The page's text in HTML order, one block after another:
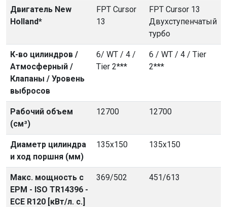
Двигатель New
Holland*
FPT Cursor
13
FPT Cursor 13
Двухступенчатый
турбо
К-во цилиндров /
Атмосферный /
Клапаны / Уровень
выбросов
6/ WT / 4 /
Tier 2***
6 / WT / 4 / Tier
2***
Рабочий объем
(см³)
12700 12700
Диаметр цилиндра
и ход поршня (мм)
135x150 135x150
Макс. мощность с
EPM - ISO TR14396 -
ECE R120 [кВт/л. с.]
369/502 451/613